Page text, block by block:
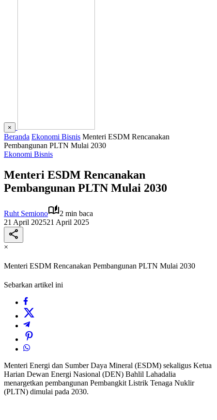
×
Beranda Ekonomi Bisnis Menteri ESDM Rencanakan
Pembangunan PLTN Mulai 2030
Ekonomi Bisnis
Menteri ESDM Rencanakan
Pembangunan PLTN Mulai 2030
Ruht Semiono
2 min baca
21 April 202521 April 2025
×
Menteri ESDM Rencanakan Pembangunan PLTN Mulai 2030
Sebarkan artikel ini
Menteri Energi dan Sumber Daya Mineral (ESDM) sekaligus Ketua
Harian Dewan Energi Nasional (DEN) Bahlil Lahadalia
menargetkan pembangunan Pembangkit Listrik Tenaga Nuklir
(PLTN) dimulai pada 2030.